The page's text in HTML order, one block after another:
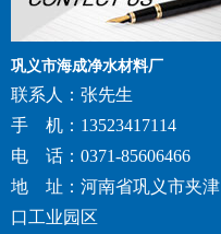
巩义市海成净水材料厂
联系人：张先生
手 机：13523417114
电 话：0371-85606466
地 址：河南省巩义市夹津
口工业园区